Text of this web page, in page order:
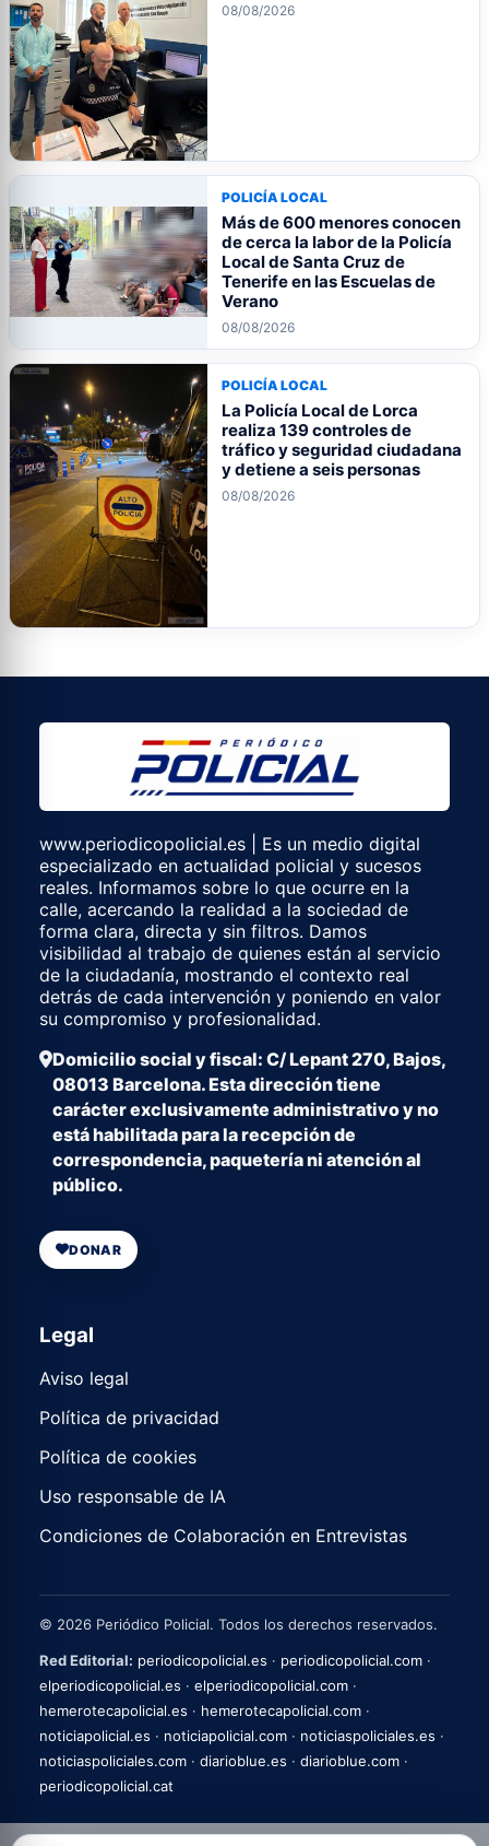
08/08/2026
POLICÍA LOCAL
Más de 600 menores conocen
de cerca la labor de la Policía
Local de Santa Cruz de
Tenerife en las Escuelas de
Verano
08/08/2026
POLICÍA LOCAL
La Policía Local de Lorca
realiza 139 controles de
tráfico y seguridad ciudadana
y detiene a seis personas
08/08/2026
www.periodicopolicial.es | Es un medio digital
especializado en actualidad policial y sucesos
reales. Informamos sobre lo que ocurre en la
calle, acercando la realidad a la sociedad de
forma clara, directa y sin filtros. Damos
visibilidad al trabajo de quienes están al servicio
de la ciudadanía, mostrando el contexto real
detrás de cada intervención y poniendo en valor
su compromiso y profesionalidad.
Domicilio social y fiscal: C/ Lepant 270, Bajos,
08013 Barcelona. Esta dirección tiene
carácter exclusivamente administrativo y no
está habilitada para la recepción de
correspondencia, paquetería ni atención al
público.
DONAR
Legal
Aviso legal
Política de privacidad
Política de cookies
Uso responsable de IA
Condiciones de Colaboración en Entrevistas
© 2026 Periódico Policial. Todos los derechos reservados.
Red Editorial: periodicopolicial.es · periodicopolicial.com ·
elperiodicopolicial.es · elperiodicopolicial.com ·
hemerotecapolicial.es · hemerotecapolicial.com ·
noticiapolicial.es · noticiapolicial.com · noticiaspoliciales.es ·
noticiaspoliciales.com · diarioblue.es · diarioblue.com ·
periodicopolicial.cat